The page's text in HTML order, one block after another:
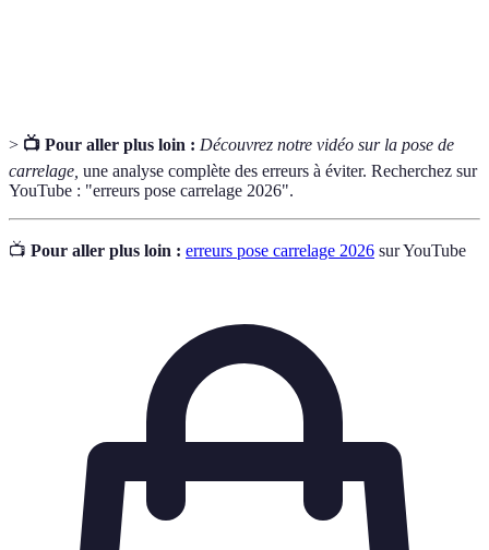
> 📺 Pour aller plus loin : Découvrez notre vidéo sur la pose de
carrelage, une analyse complète des erreurs à éviter. Recherchez sur
YouTube : "erreurs pose carrelage 2026".
📺 Pour aller plus loin : erreurs pose carrelage 2026 sur YouTube